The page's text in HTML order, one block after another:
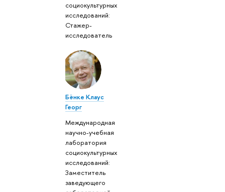
социокультурных
исследований:
Стажер-
исследователь
Бёнке Клаус
Георг
Международная
научно-учебная
лаборатория
социокультурных
исследований:
Заместитель
заведующего